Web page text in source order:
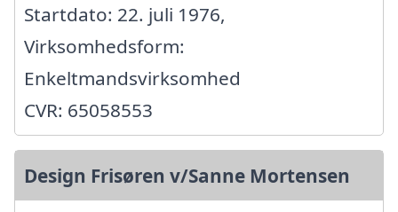
Startdato: 22. juli 1976,
Virksomhedsform:
Enkeltmandsvirksomhed
CVR: 65058553
Design Frisøren v/Sanne Mortensen